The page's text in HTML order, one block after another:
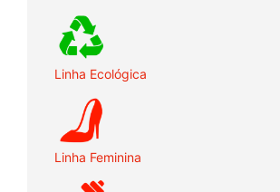
Linha Ecológica
Linha Feminina